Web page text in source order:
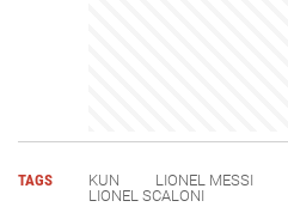
TAGS KUN LIONEL MESSI
LIONEL SCALONI